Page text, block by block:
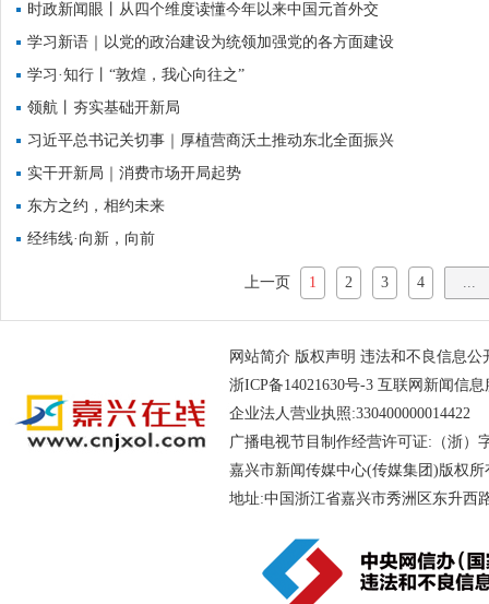
时政新闻眼丨从四个维度读懂今年以来中国元首外交
学习新语｜以党的政治建设为统领加强党的各方面建设
学习·知行丨“敦煌，我心向往之”
领航丨夯实基础开新局
习近平总书记关切事｜厚植营商沃土推动东北全面振兴
实干开新局｜消费市场开局起势
东方之约，相约未来
经纬线·向新，向前
上一页 1 2 3 4 ...
网站简介 版权声明 违法和不良信息公
浙ICP备14021630号-3 互联网新闻信息
企业法人营业执照
广播电视节目制作经营许可证:（浙
嘉兴市新闻传媒中心(传媒集团)版权
地址:中国浙江省嘉兴市秀洲区东升西